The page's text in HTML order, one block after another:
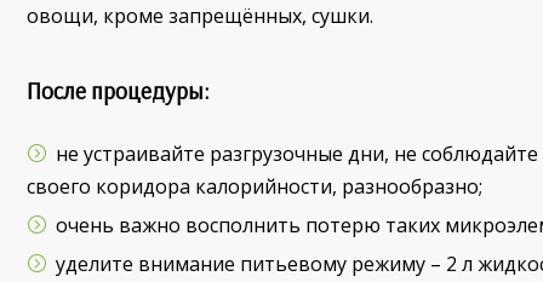
овощи, кроме запрещённых, сушки.
После процедуры:
не устраивайте разгрузочные дни, не
своего коридора калорийности, разнообразно;
очень важно восполнить потерю таких
уделите внимание питьевому режиму – 2 л